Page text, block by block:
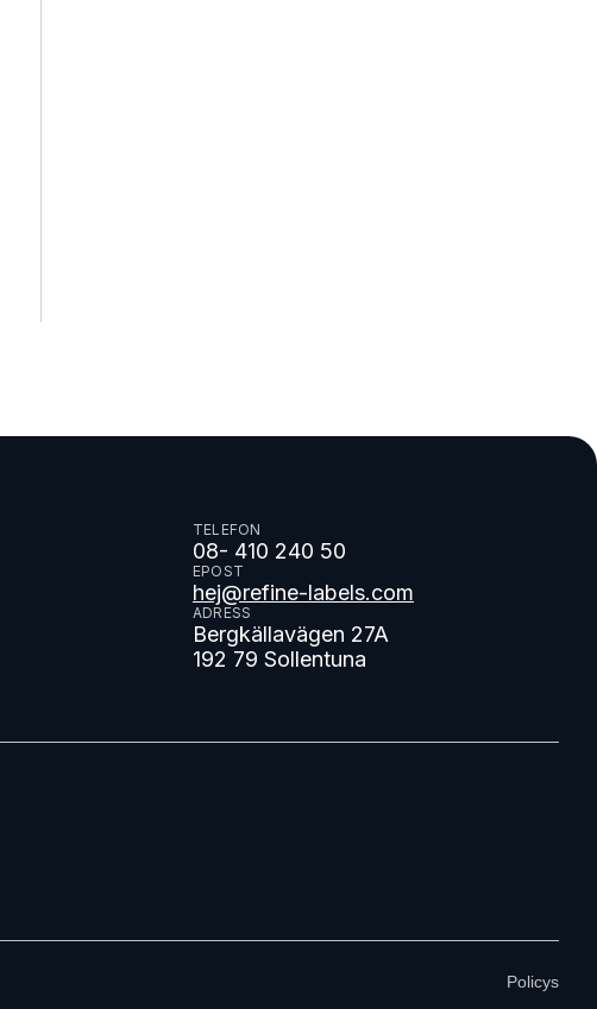
TELEFON
08- 410 240 50
EPOST
hej@refine-labels.com
ADRESS
Bergkällavägen 27A
192 79 Sollentuna
Policys